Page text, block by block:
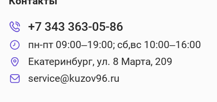
+7 343 363-05-86
пн-пт 09:00–19:00; сб,вс 10:00–16:00
Екатеринбург, ул. 8 Марта, 209
service@kuzov96.ru